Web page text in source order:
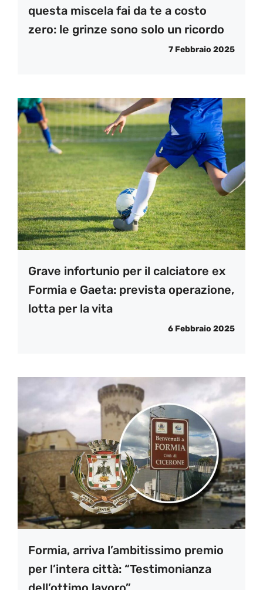
questa miscela fai da te a costo
zero: le grinze sono solo un ricordo
7 Febbraio 2025
Grave infortunio per il calciatore ex
Formia e Gaeta: prevista operazione,
lotta per la vita
6 Febbraio 2025
Formia, arriva l’ambitissimo premio
per l’intera città: “Testimonianza